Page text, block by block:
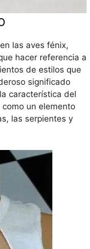
las aves fénix,
hacer referencia a
de estilos que
significado
característica del
un elemento
las serpientes y